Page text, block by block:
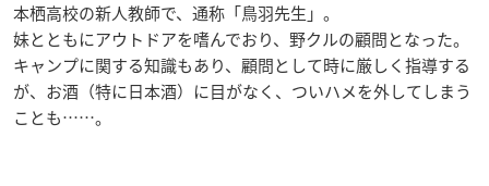
本栖高校の新人教師で、通称「鳥羽先生」。
妹とともにアウトドアを嗜んでおり、野クルの顧問となった。
キャンプに関する知識もあり、顧問として時に厳しく指導する
が、お酒（特に日本酒）に目がなく、ついハメを外してしまう
ことも……。